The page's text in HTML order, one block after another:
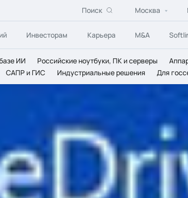
Поиск Москва
Инвесторам Карьера M&A
ИИ Российские ноутбуки, ПК и серверы
САПР и ГИС
Индустриальные решения Для